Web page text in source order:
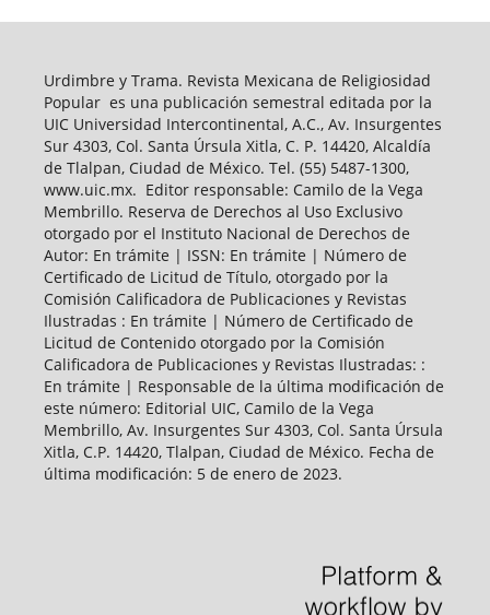
Urdimbre y Trama. Revista Mexicana de Religiosidad
Popular es una publicación semestral editada por la
UIC Universidad Intercontinental, A.C., Av. Insurgentes
Sur 4303, Col. Santa Úrsula Xitla, C. P. 14420, Alcaldía
de Tlalpan, Ciudad de México. Tel. (55) 5487-1300,
www.uic.mx. Editor responsable: Camilo de la Vega
Membrillo. Reserva de Derechos al Uso Exclusivo
otorgado por el Instituto Nacional de Derechos de
Autor: En trámite | ISSN: En trámite | Número de
Certificado de Licitud de Título, otorgado por la
Comisión Calificadora de Publicaciones y Revistas
Ilustradas : En trámite | Número de Certificado de
Licitud de Contenido otorgado por la Comisión
Calificadora de Publicaciones y Revistas Ilustradas: :
En trámite | Responsable de la última modificación de
este número: Editorial UIC, Camilo de la Vega
Membrillo, Av. Insurgentes Sur 4303, Col. Santa Úrsula
Xitla, C.P. 14420, Tlalpan, Ciudad de México. Fecha de
última modificación: 5 de enero de 2023.